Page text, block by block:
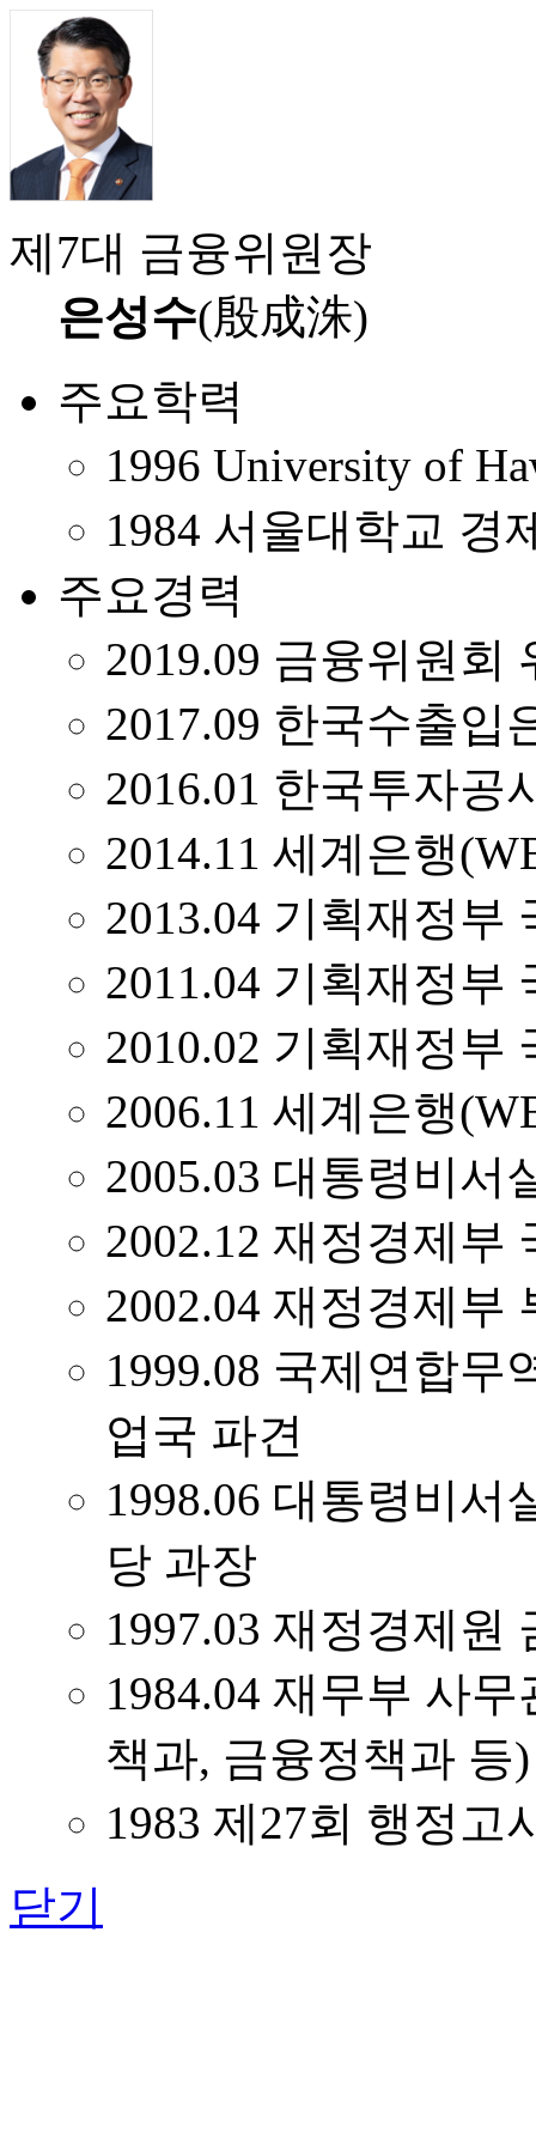
제7대 금융위원장
은성수(殷成洙)
주요학력
1996 University of
1984 서울대학교 경
주요경력
2019.09 금융위원회
2017.09 한국수출입
2016.01 한국투자공
2014.11 세계은행
2013.04 기획재정부
2011.04 기획재정부
2010.02 기획재정부
2006.11 세계은행
2005.03 대통령비서
2002.12 재정경제부
2002.04 재정경제부
1999.08 국제연합무
업국 파견
1998.06 대통령비서
당 과장
1997.03 재정경제원
1984.04 재무부 사
책과, 금융정책과 등)
1983 제27회 행정고
닫기